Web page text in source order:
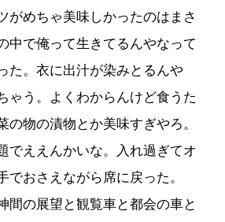
がめちゃ美味しかったのはまさ
中で俺って生きてるんやなって
た。衣に出汁が染みとるんや
ゃう。よくわからんけど食うた
の物の漬物とか美味すぎやろ。
でええんかいな。入れ過ぎてオ
でおさえながら席に戻った。
間の展望と観覧車と都会の車と